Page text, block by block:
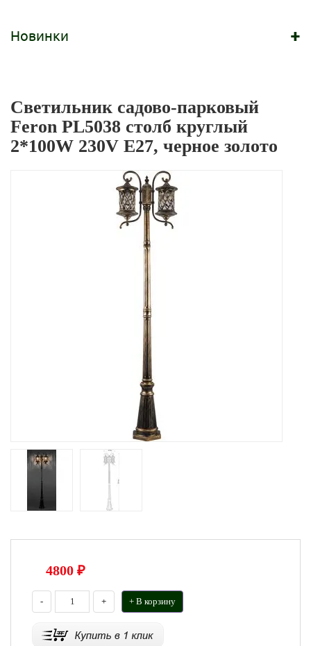
Новинки +
Светильник садово-парковый
Feron PL5038 столб круглый
2*100W 230V E27, черное золото
4800 ₽
- + + В корзину